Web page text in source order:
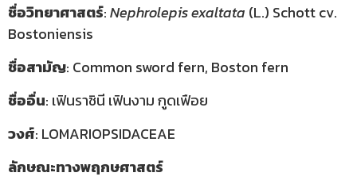
ชื่อวิทยาศาสตร์:Nephrolepis exaltata (L.) Schott cv.
Bostoniensis
ชื่อสามัญ: Common sword fern, Boston fern
ชื่ออื่น: เฟินราชินี เฟินงาม กูดเฟือย
วงศ์: LOMARIOPSIDACEAE
ลักษณะทางพฤกษศาสตร์